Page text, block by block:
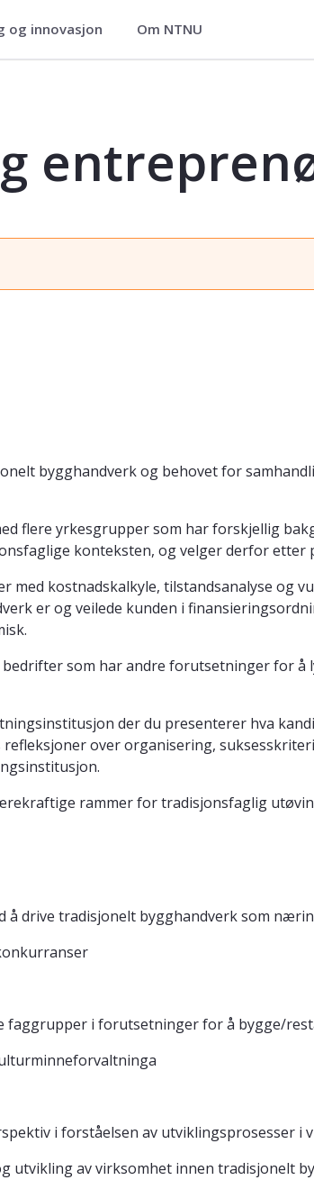
og innovasjon Om NTNU
- TBBY2020
bygghandverk og behovet for
flere yrkesgrupper som har forskjellig
konteksten, og velger derfor etter
kostnadskalkyle, tilstandsanalyse og
er og veilede kunden i
som har andre forutsetninger for å
der du presenterer hva
over organisering,
rammer for tradisjonsfaglig
å drive tradisjonelt bygghandverk som
faggrupper i forutsetninger for å bygge/
i forståelsen av utviklingsprosesser
utvikling av virksomhet innen tradisjonelt